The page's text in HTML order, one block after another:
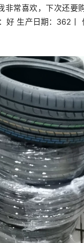
非常喜欢，下次还要
好 生产日期：362丨